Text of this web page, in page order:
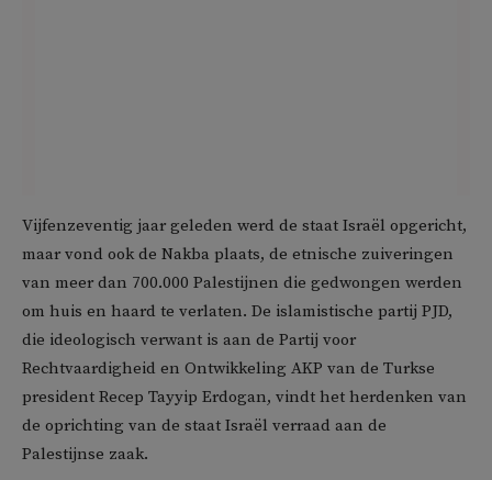
Vijfenzeventig jaar geleden werd de staat Israël opgericht,
maar vond ook de Nakba plaats, de etnische zuiveringen
van meer dan 700.000 Palestijnen die gedwongen werden
om huis en haard te verlaten. De islamistische partij PJD,
die ideologisch verwant is aan de Partij voor
Rechtvaardigheid en Ontwikkeling AKP van de Turkse
president Recep Tayyip Erdogan, vindt het herdenken van
de oprichting van de staat Israël verraad aan de
Palestijnse zaak.